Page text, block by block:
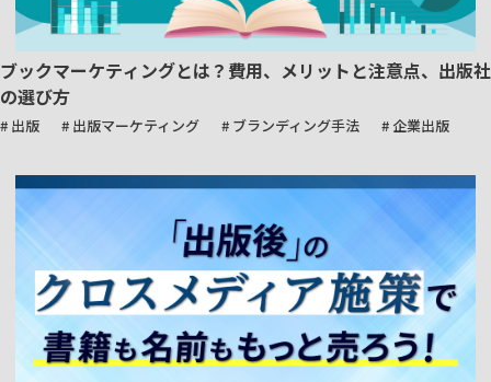
ブックマーケティングとは？費用、メリットと注意点、出版社
の選び方
# 出版 # 出版マーケティング # ブランディング手法 # 企業出版